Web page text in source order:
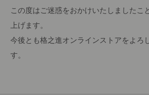
この度はご迷惑をおかけいたしましたこ
上げます。
今後とも格之進オンラインストアをよろ
す。